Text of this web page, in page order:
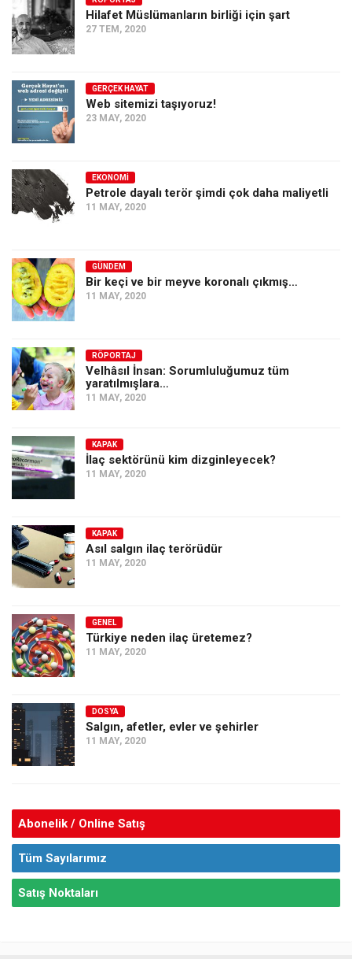
Ekonomi
Spor
Sağlık
Gıda-Beslenme
Türkiye
Siyaset
Dünya
Asya
Amerika
Avustralya
Tarih
Düşünce
Dosyalar
Hilafet Müslümanların birliği için şart
27 TEM, 2020
GERÇEK HAYAT
Web sitemizi taşıyoruz!
23 MAY, 2020
EKONOMI
Petrole dayalı terör şimdi çok daha maliyetli
11 MAY, 2020
GÜNDEM
Bir keçi ve bir meyve koronalı çıkmış…
11 MAY, 2020
RÖPORTAJ
Velhâsıl İnsan: Sorumluluğumuz tüm
yaratılmışlara…
11 MAY, 2020
KAPAK
İlaç sektörünü kim dizginleyecek?
11 MAY, 2020
KAPAK
Asıl salgın ilaç terörüdür
11 MAY, 2020
GENEL
Türkiye neden ilaç üretemez?
11 MAY, 2020
DOSYA
Salgın, afetler, evler ve şehirler
11 MAY, 2020
Abonelik / Online Satış
Tüm Sayılarımız
Satış Noktaları